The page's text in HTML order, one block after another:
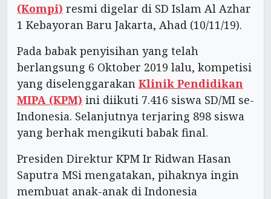
(Kompi) resmi digelar di SD Islam Al Azhar
1 Kebayoran Baru Jakarta, Ahad (10/11/19).
Pada babak penyisihan yang telah
berlangsung 6 Oktober 2019 lalu, kompetisi
yang diselenggarakan Klinik Pendidikan
MIPA (KPM) ini diikuti 7.416 siswa SD/MI se-
Indonesia. Selanjutnya terjaring 898 siswa
yang berhak mengikuti babak final.
Presiden Direktur KPM Ir Ridwan Hasan
Saputra MSi mengatakan, pihaknya ingin
membuat anak-anak di Indonesia